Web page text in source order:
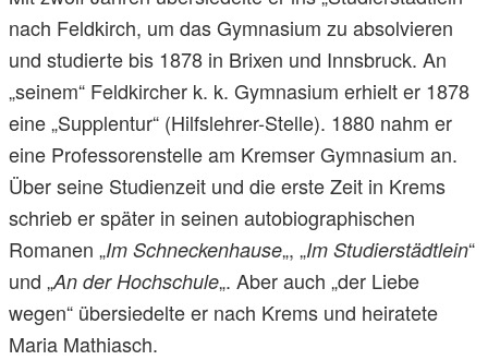
nach Feldkirch, um das Gymnasium zu absolvieren
und studierte bis 1878 in Brixen und Innsbruck. An
„seinem“ Feldkircher k. k. Gymnasium erhielt er 1878
eine „Supplentur“ (Hilfslehrer-Stelle). 1880 nahm er
eine Professorenstelle am Kremser Gymnasium an.
Über seine Studienzeit und die erste Zeit in Krems
schrieb er später in seinen autobiographischen
Romanen „Im Schneckenhause„, „Im Studierstädtlein“
und „An der Hochschule„. Aber auch „der Liebe
wegen“ übersiedelte er nach Krems und heiratete
Maria Mathiasch.